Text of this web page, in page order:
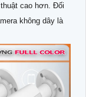
cao hơn. Đối
không dây là